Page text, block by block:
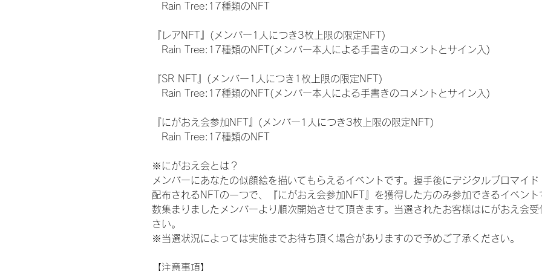
Rain Tree:17種類のNFT
『レアNFT』(メンバー1人につき3枚上限の限定NFT)
Rain Tree:17種類のNFT(メンバー本人による手書きのコメントとサイン入)
『SR NFT』(メンバー1人につき1枚上限の限定NFT)
Rain Tree:17種類のNFT(メンバー本人による手書きのコメントとサイン入)
『にがおえ会参加NFT』(メンバー1人につき3枚上限の限定NFT)
Rain Tree:17種類のNFT
※にがおえ会とは？
メンバーにあなたの似顔絵を描いてもらえるイベントです。握手後にデジタルブロマイ
配布されるNFTの一つで、『にがおえ会参加NFT』を獲得した方のみ参加できるイベン
数集まりましたメンバーより順次開始させて頂きます。当選されたお客様はにがおえ会
さい。
※当選状況によっては実施までお待ち頂く場合がありますので予めご了承ください。
【注意事項】